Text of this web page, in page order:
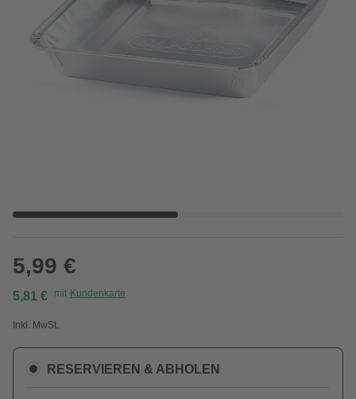
5,99 €
5,81 € mit Kundenkarte
Inkl. MwSt.
RESERVIEREN & ABHOLEN